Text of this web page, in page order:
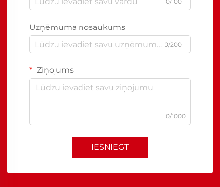
0/100
Uzņēmuma nosaukums
0/200
Ziņojums
0/1000
IESNIEGT